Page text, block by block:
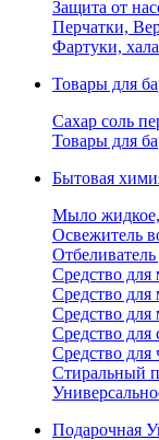
Защита от
Перчатки,
Фартуки,
Товары для
Сахар соль
Товары для
Бытовая
Мыло жидкое,
Освежитель
Отбеливатель
Средство для
Средство для
Средство
Средство для
Средство
Стиральный
Подарочная